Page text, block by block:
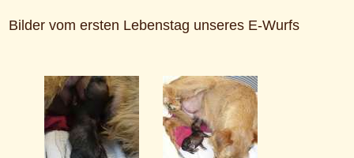
Bilder vom ersten Lebenstag unseres E-Wurfs